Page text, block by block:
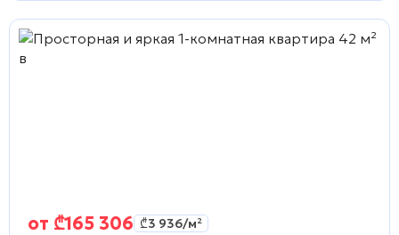
от ₾165 306 ₾3 936/м²